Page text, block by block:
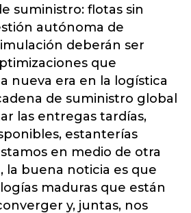
suministro: flotas sin
autónoma de
deberán ser
que
nueva era en la logística
de suministro global
las entregas tardías,
estanterías
en medio de otra
la buena noticia es que
maduras que están
y, juntas, nos